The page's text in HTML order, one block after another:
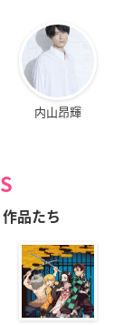
内山昂輝
品たち